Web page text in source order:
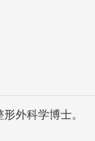
外科学博士。